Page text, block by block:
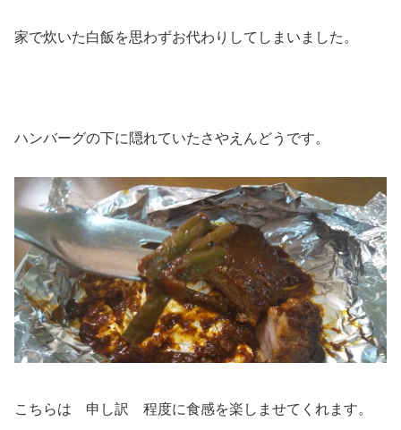
家で炊いた白飯を思わずお代わりしてしまいました。
ハンバーグの下に隠れていたさやえんどうです。
こちらは 申し訳 程度に食感を楽しませてくれます。